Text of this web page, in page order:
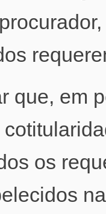
que, em
os